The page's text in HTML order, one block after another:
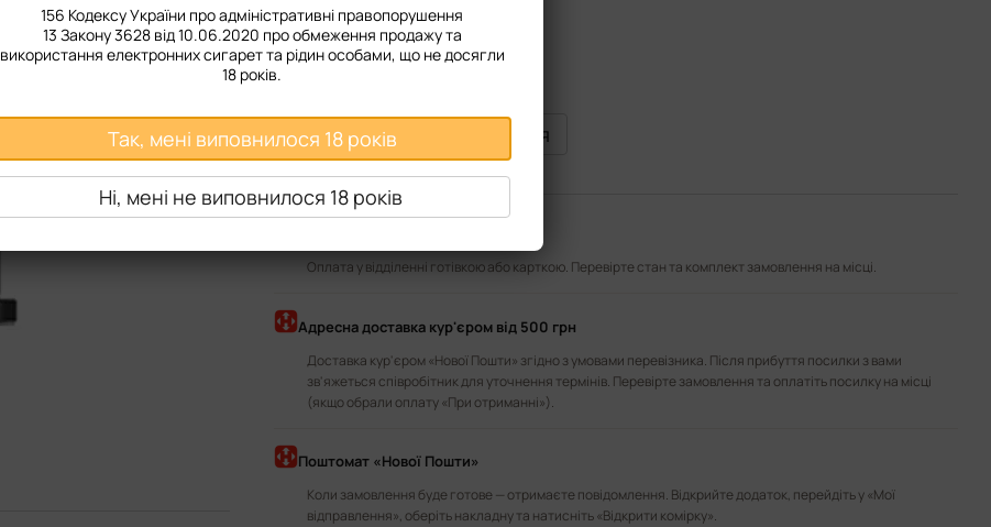
Опір‌
TR1 1.2 Ом
Повідомити, коли з'явиться
Доставка Оплата
Оплата у відділенні готівкою або карткою. Перевірте стан та комплект замовлення на місці.
Адресна доставка кур'єром від 500 грн
Доставка кур'єром «Нової Пошти» згідно з умовами перевізника. Після прибуття посилки з вами
зв'яжеться співробітник для уточнення термінів. Перевірте замовлення та оплатіть посилку на місці
(якщо обрали оплату «При отриманні»).
Поштомат «Нової Пошти»
Коли замовлення буде готове — отримаєте повідомлення. Відкрийте додаток, перейдіть у «Мої
відправлення», оберіть накладну та натисніть «Відкрити комірку».
156 Кодексу України про адміністративні правопорушення
13 Закону 3628 від 10.06.2020 про обмеження продажу та
використання електронних сигарет та рідин особами, що не досягли
18 років.
Так, мені виповнилося 18 років
Ні, мені не виповнилося 18 років